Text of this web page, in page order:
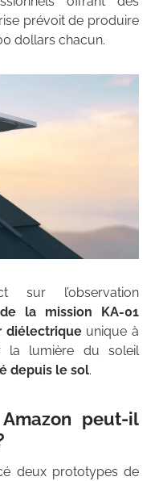
prévoit de produire
dollars chacun.
sur l’observation
la mission KA-01
diélectriqueunique à
la lumière du soleil
depuis le sol.
peut-il
deux prototypes de